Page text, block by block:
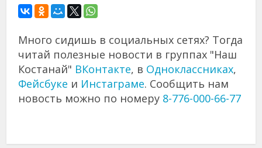
Много сидишь в социальных сетях? Тогда
читай полезные новости в группах "Наш
Костанай" ВКонтакте, в Одноклассниках,
Фейсбуке и Инстаграме. Сообщить нам
новость можно по номеру 8-776-000-66-77